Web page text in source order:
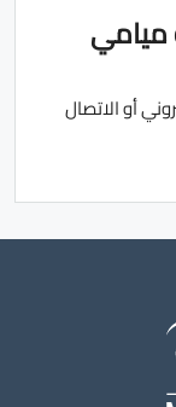
ميامي
أو الاتصال